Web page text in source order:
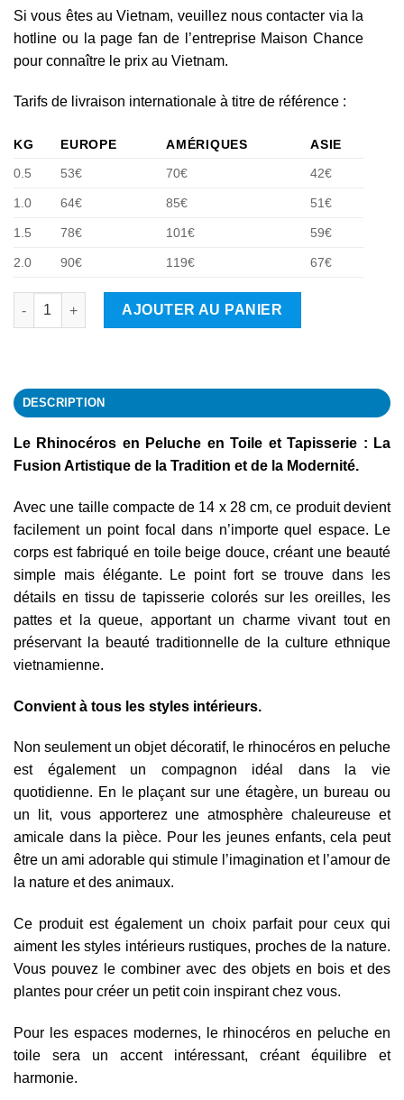
Si vous êtes au Vietnam, veuillez nous contacter via la
hotline ou la page fan de l’entreprise Maison Chance
pour connaître le prix au Vietnam.
Tarifs de livraison internationale à titre de référence :
KG EUROPE AMÉRIQUES
ASIE
0.5
53€ 70€ 42€
1.0 64€ 85€ 51€
1.5 78€ 101€ 59€
2.0 90€ 119€ 67€
quantité de Rhinocéros
AJOUTER AU PANIER
DESCRIPTION
Le Rhinocéros en Peluche en Toile et Tapisserie : La
Fusion Artistique de la Tradition et de la Modernité.
Avec une taille compacte de 14 x 28 cm, ce produit devient
facilement un point focal dans n’importe quel espace. Le
corps est fabriqué en toile beige douce, créant une beauté
simple mais élégante. Le point fort se trouve dans les
détails en tissu de tapisserie colorés sur les oreilles, les
pattes et la queue, apportant un charme vivant tout en
préservant la beauté traditionnelle de la culture ethnique
vietnamienne.
Convient à tous les styles intérieurs.
Non seulement un objet décoratif, le rhinocéros en peluche
est également un compagnon idéal dans la vie
quotidienne. En le plaçant sur une étagère, un bureau ou
un lit, vous apporterez une atmosphère chaleureuse et
amicale dans la pièce. Pour les jeunes enfants, cela peut
être un ami adorable qui stimule l’imagination et l’amour de
la nature et des animaux.
Ce produit est également un choix parfait pour ceux qui
aiment les styles intérieurs rustiques, proches de la nature.
Vous pouvez le combiner avec des objets en bois et des
plantes pour créer un petit coin inspirant chez vous.
Pour les espaces modernes, le rhinocéros en peluche en
toile sera un accent intéressant, créant équilibre et
harmonie.